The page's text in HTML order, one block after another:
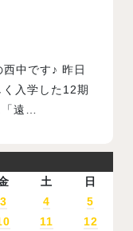
中です♪ 昨日
入学した12期
遠…
土 日
3 4
5
11
12